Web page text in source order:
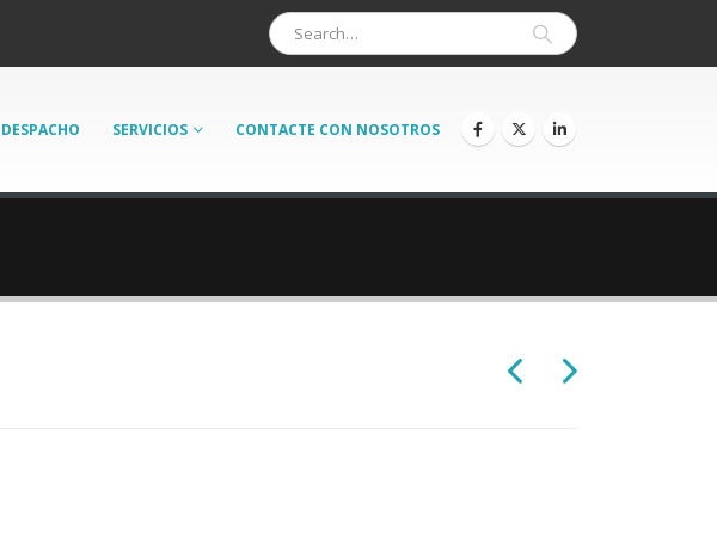
SERVICIOS CONTACTE CON NOSOTROS